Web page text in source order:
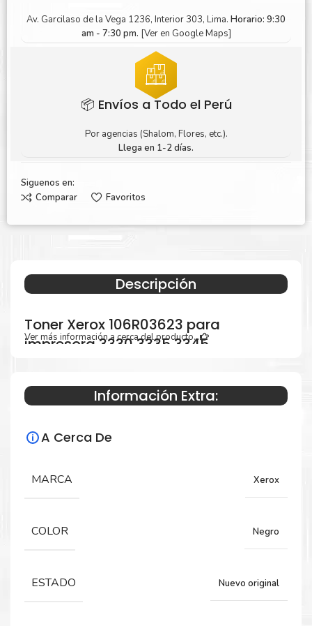
Av. Garcilaso de la Vega 1236, Interior 303, Lima. Horario: 9:30
am - 7:30 pm. [Ver en Google Maps]
📦 Envíos a Todo el Perú
Por agencias (Shalom, Flores, etc.).
Llega en 1-2 días.
Siguenos en:
Comparar
Favoritos
Descripción
Toner Xerox 106R03623 para
impresora 3330 3335 3345
Especificaciones Técnicas
Para impresoras:
3345
Ver más información a cerca del producto...
Información Extra:
A Cerca De
MARCA Xerox
COLOR Negro
ESTADO Nuevo original